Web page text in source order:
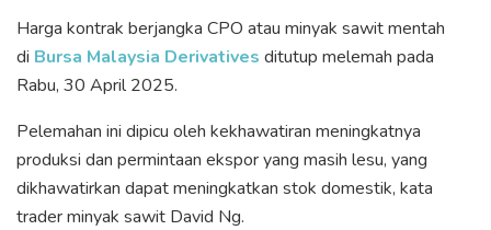
Harga kontrak berjangka CPO atau minyak sawit mentah
di Bursa Malaysia Derivatives ditutup melemah pada
Rabu, 30 April 2025.
Pelemahan ini dipicu oleh kekhawatiran meningkatnya
produksi dan permintaan ekspor yang masih lesu, yang
dikhawatirkan dapat meningkatkan stok domestik, kata
trader minyak sawit David Ng.